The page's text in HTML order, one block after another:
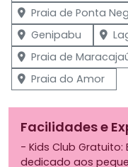
Praia de Ponta
Genipabu
Praia de
Praia do Amor
Facilidades e
- Kids Club
dedicado aos